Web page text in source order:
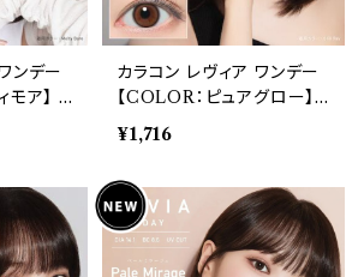
ンデー
モア】 1
1da
ック 高
カラコン レヴィア ワンデー
【COLOR：ピュアグロー】 1
箱10枚入 度あり 14.1mm
キムチェウォン ReVIA 1da
ハーフ ブラウン ブラック 高
含水 裸眼風 自然
¥1,716